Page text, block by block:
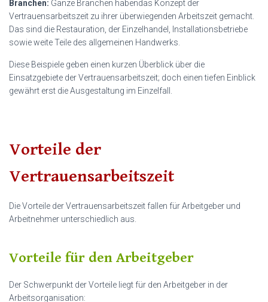
Branchen: Ganze Branchen habendas Konzept der
Vertrauensarbeitszeit zu ihrer überwiegenden Arbeitszeit gemacht.
Das sind die Restauration, der Einzelhandel, Installationsbetriebe
sowie weite Teile des allgemeinen Handwerks.
Diese Beispiele geben einen kurzen Überblick über die
Einsatzgebiete der Vertrauensarbeitszeit; doch einen tiefen Einblick
gewährt erst die Ausgestaltung im Einzelfall.
Vorteile der
Vertrauensarbeitszeit
Die Vorteile der Vertrauensarbeitszeit fallen für Arbeitgeber und
Arbeitnehmer unterschiedlich aus.
Vorteile für den Arbeitgeber
Der Schwerpunkt der Vorteile liegt für den Arbeitgeber in der
Arbeitsorganisation: